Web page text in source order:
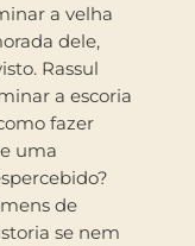
a velha
dele,
Rassul
a escoria
fazer
uma
de
se nem